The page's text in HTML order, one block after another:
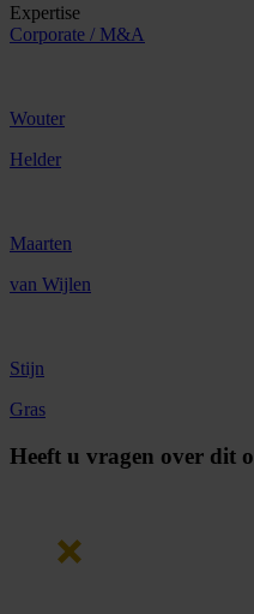
Expertise
Corporate / M&A
Wouter
Helder
Maarten
van Wijlen
Stijn
Gras
Heeft u vragen over dit